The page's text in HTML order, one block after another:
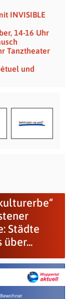
INVISIBLE
14-16 Uhr
Tanztheater
und
Städte
über...